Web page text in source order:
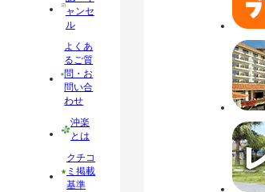
ャンセ
ル
よくあ
るご質
問・お
問い合
わせ
沖楽
とは
クチコ
ミ掲載
基準